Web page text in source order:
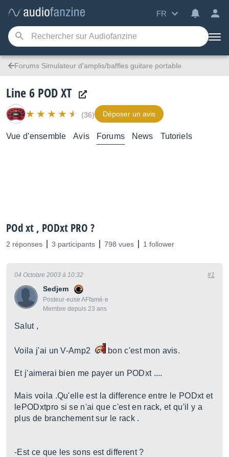
FR
Forums Simulateur d'amplis/baffles guitare portable
Line 6 POD XT
(36) Déposer un avis
Vue d’ensemble Avis Forums News Tutoriels
POd xt , PODxt PRO ?
2 réponses 3 participants 798 vues 1 follower
Sedjem
Posteur·euse AFfamé·e
Membre depuis 23 ans
04 Octobre 2003 à 10:32 #1
Salut ,
Voila j'ai un V-Amp2 bon c'est mon avis.
Et j'aimerai bien me payer un PODxt ....
Mais voila .Qu'elle est la difference entre le PODxt et
lePODxtpro si se n'ai que c'est en rack, et qu'il y a
plus de branchement sur le rack .
-Est ce que les sons est different ?